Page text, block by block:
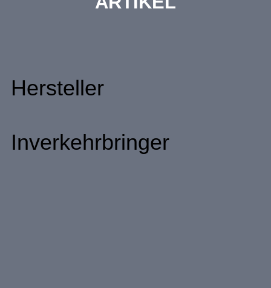
Hersteller
Inverkehrbringer